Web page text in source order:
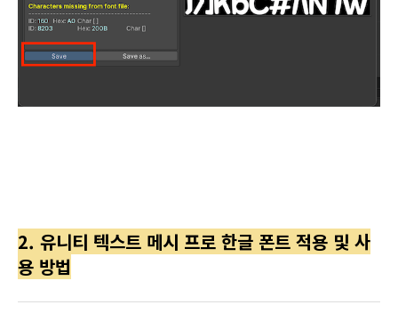
2. 유니티 텍스트 메시 프로 한글 폰트 적용 및 사
용 방법